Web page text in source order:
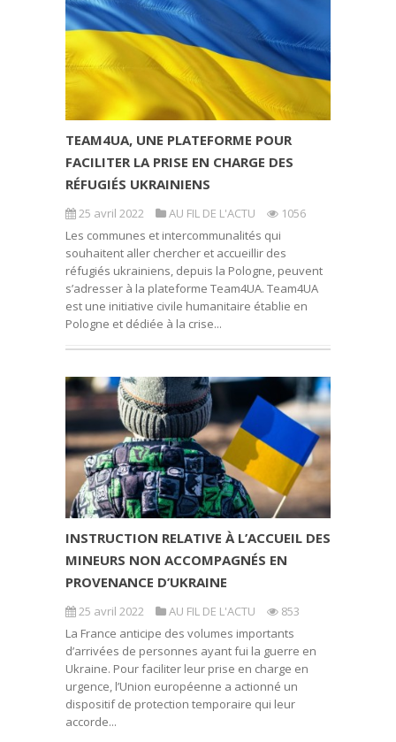
TEAM4UA, UNE PLATEFORME POUR
FACILITER LA PRISE EN CHARGE DES
RÉFUGIÉS UKRAINIENS
25 avril 2022 AU FIL DE L'ACTU
1056
Les communes et intercommunalités qui
souhaitent aller chercher et accueillir des
réfugiés ukrainiens, depuis la Pologne, peuvent
s’adresser à la plateforme Team4UA. Team4UA
est une initiative civile humanitaire établie en
Pologne et dédiée à la crise...
INSTRUCTION RELATIVE À L’ACCUEIL DES
MINEURS NON ACCOMPAGNÉS EN
PROVENANCE D’UKRAINE
25 avril 2022 AU FIL DE L'ACTU
853
La France anticipe des volumes importants
d’arrivées de personnes ayant fui la guerre en
Ukraine. Pour faciliter leur prise en charge en
urgence, l’Union européenne a actionné un
dispositif de protection temporaire qui leur
accorde...